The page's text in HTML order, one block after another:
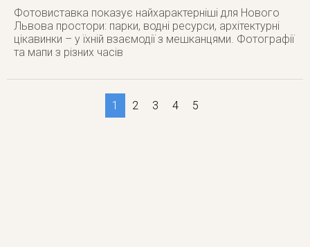
Фотовиставка показує найхарактерніші для Нового
Львова простори: парки, водні ресурси, архітектурні
цікавинки – у їхній взаємодії з мешканцями. Фотографії
та мапи з різних часів
1 2 3 4 5